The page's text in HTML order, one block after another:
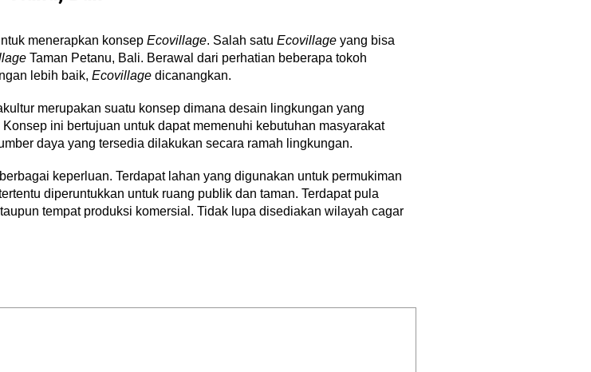
menerapkan konsep Ecovillage. Salah satu Ecovillage yang bisa
Taman Petanu, Bali. Berawal dari perhatian beberapa tokoh
lebih baik, Ecovillage dicanangkan.
merupakan suatu konsep dimana desain lingkungan yang
ini bertujuan untuk dapat memenuhi kebutuhan masyarakat
daya yang tersedia dilakukan secara ramah lingkungan.
keperluan. Terdapat lahan yang digunakan untuk permukiman
diperuntukkan untuk ruang publik dan taman. Terdapat pula
tempat produksi komersial. Tidak lupa disediakan wilayah cagar